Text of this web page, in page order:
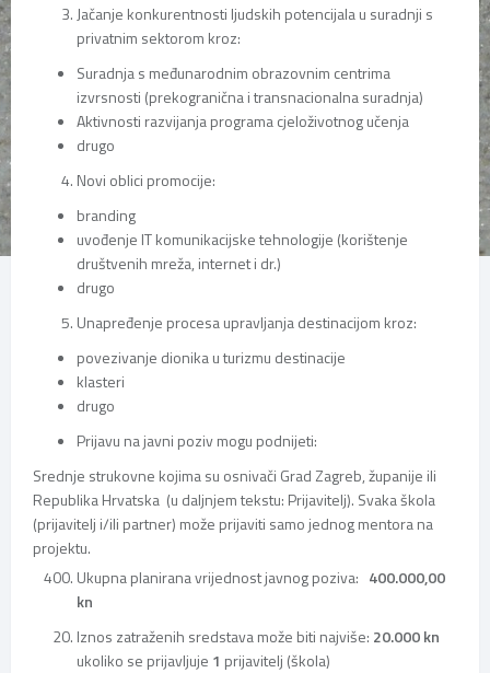
Jačanje konkurentnosti ljudskih potencijala u suradnji s
privatnim sektorom kroz:
Suradnja s međunarodnim obrazovnim centrima
izvrsnosti (prekogranična i transnacionalna suradnja)
Aktivnosti razvijanja programa cjeloživotnog učenja
drugo
Novi oblici promocije:
branding
uvođenje IT komunikacijske tehnologije (korištenje
društvenih mreža, internet i dr.)
drugo
Unapređenje procesa upravljanja destinacijom kroz:
povezivanje dionika u turizmu destinacije
klasteri
drugo
Prijavu na javni poziv mogu podnijeti:
Srednje strukovne kojima su osnivači Grad Zagreb, županije ili
Republika Hrvatska (u daljnjem tekstu: Prijavitelj). Svaka škola
(prijavitelj i/ili partner) može prijaviti samo jednog mentora na
projektu.
Ukupna planirana vrijednost javnog poziva: 400.000,00
kn
Iznos zatraženih sredstava može biti najviše: 20.000kn
ukoliko se prijavljuje 1 prijavitelj (škola)